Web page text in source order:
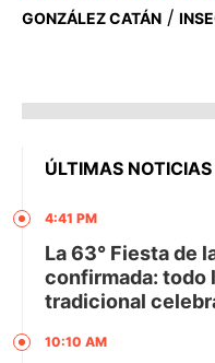
GONZÁLEZ CATÁN /
ÚLTIMAS NOTICIAS
4:41 PM
La 63° Fiesta de
confirmada: todo
tradicional
10:10 AM